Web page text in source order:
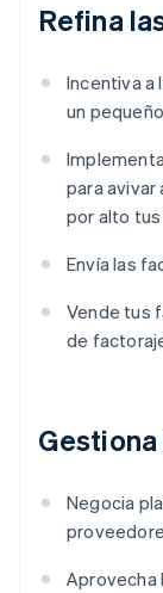
Refina
Incentiva a
un
para avivar
por alto
Envía las
Vende tus
de
Negocia
Aprovecha